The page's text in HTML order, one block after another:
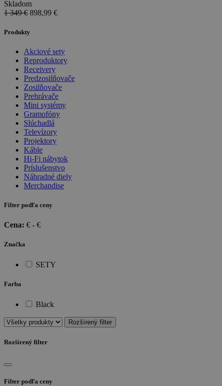
Skladom
1 349 € 898,99 €
Produkty
Akciové sety
Reproduktory
Receivery
Predzosilňovače
Zosilňovače
Prehrávače
Mini systémy
Gramofóny
Slúchadlá
Televízory
Projektory
Káble
Hi-Fi nábytok
Príslušenstvo
Náhradné diely
Merchandise
Filter podľa ceny
Cena: € - €
Značka
SETY
Farba
Black
Rozšírený filter
Rozšírený filter
Filter podľa ceny